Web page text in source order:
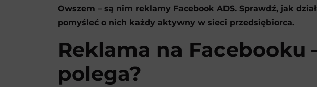
Owszem – są nim reklamy Facebook ADS. Sprawdź, jak
pomyśleć o nich każdy aktywny w sieci przedsiębiorca.
Reklama na Facebooku
polega?